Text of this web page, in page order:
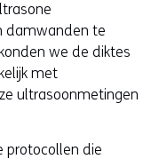
damwanden te
we de diktes
met
ultrasoonmetingen
protocollen die